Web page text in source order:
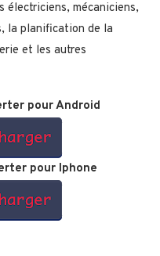
électriciens, mécaniciens,
la planification de la
et les autres
pour Android
pour Iphone